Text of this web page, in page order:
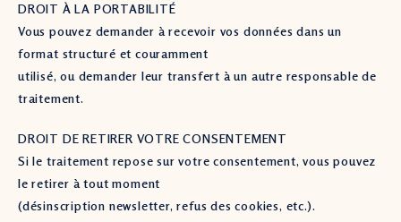
DROIT À LA PORTABILITÉ
Vous pouvez demander à recevoir vos données dans un
format structuré et couramment
utilisé, ou demander leur transfert à un autre responsable de
traitement.
DROIT DE RETIRER VOTRE CONSENTEMENT
Si le traitement repose sur votre consentement, vous pouvez
le retirer à tout moment
(désinscription newsletter, refus des cookies, etc.).